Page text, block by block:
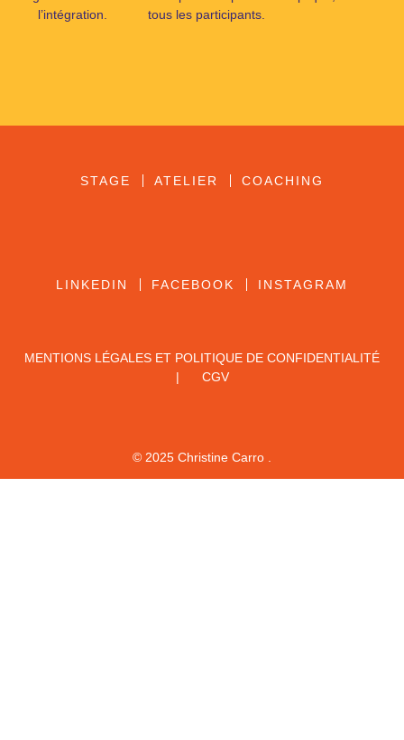
l’intégration.
tous les participants.
STAGE ATELIER COACHING
LINKEDIN FACEBOOK INSTAGRAM
MENTIONS LÉGALES ET POLITIQUE DE CONFIDENTIALITÉ
|
CGV
© 2025 Christine Carro .